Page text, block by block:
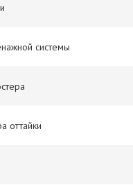
системы
оттайки